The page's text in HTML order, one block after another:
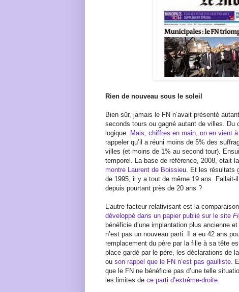
Rien de nouveau sous le soleil
Bien sûr, jamais le FN n’avait présenté
seconds tours ou gagné autant de villes. Du
logique. Mais, chiffres en main, on en vient
rappeler qu’il a réuni moins de 5% des
villes (et moins de 1% au second tour).
temporel. La base de référence, 2008, était
montre Laurent de Boissieu. Et les résultats
de 1995, il y a tout de même 19 ans. Fallait-
depuis pourtant près de 20 ans ?
L’autre facteur relativisant est la
développé dans un papier publié sur le site
bénéficie d’une implantation plus ancienne
n’est pas un nouveau parti. Il a eu 42 ans
remplacement du père par la fille à sa tête
place gardé par le père, les déclarations de
ou son rappel que le FN n’est pas gaulliste .
que le FN ne bénéficie pas d’une telle
les limites de ce parti d’extrême-droite